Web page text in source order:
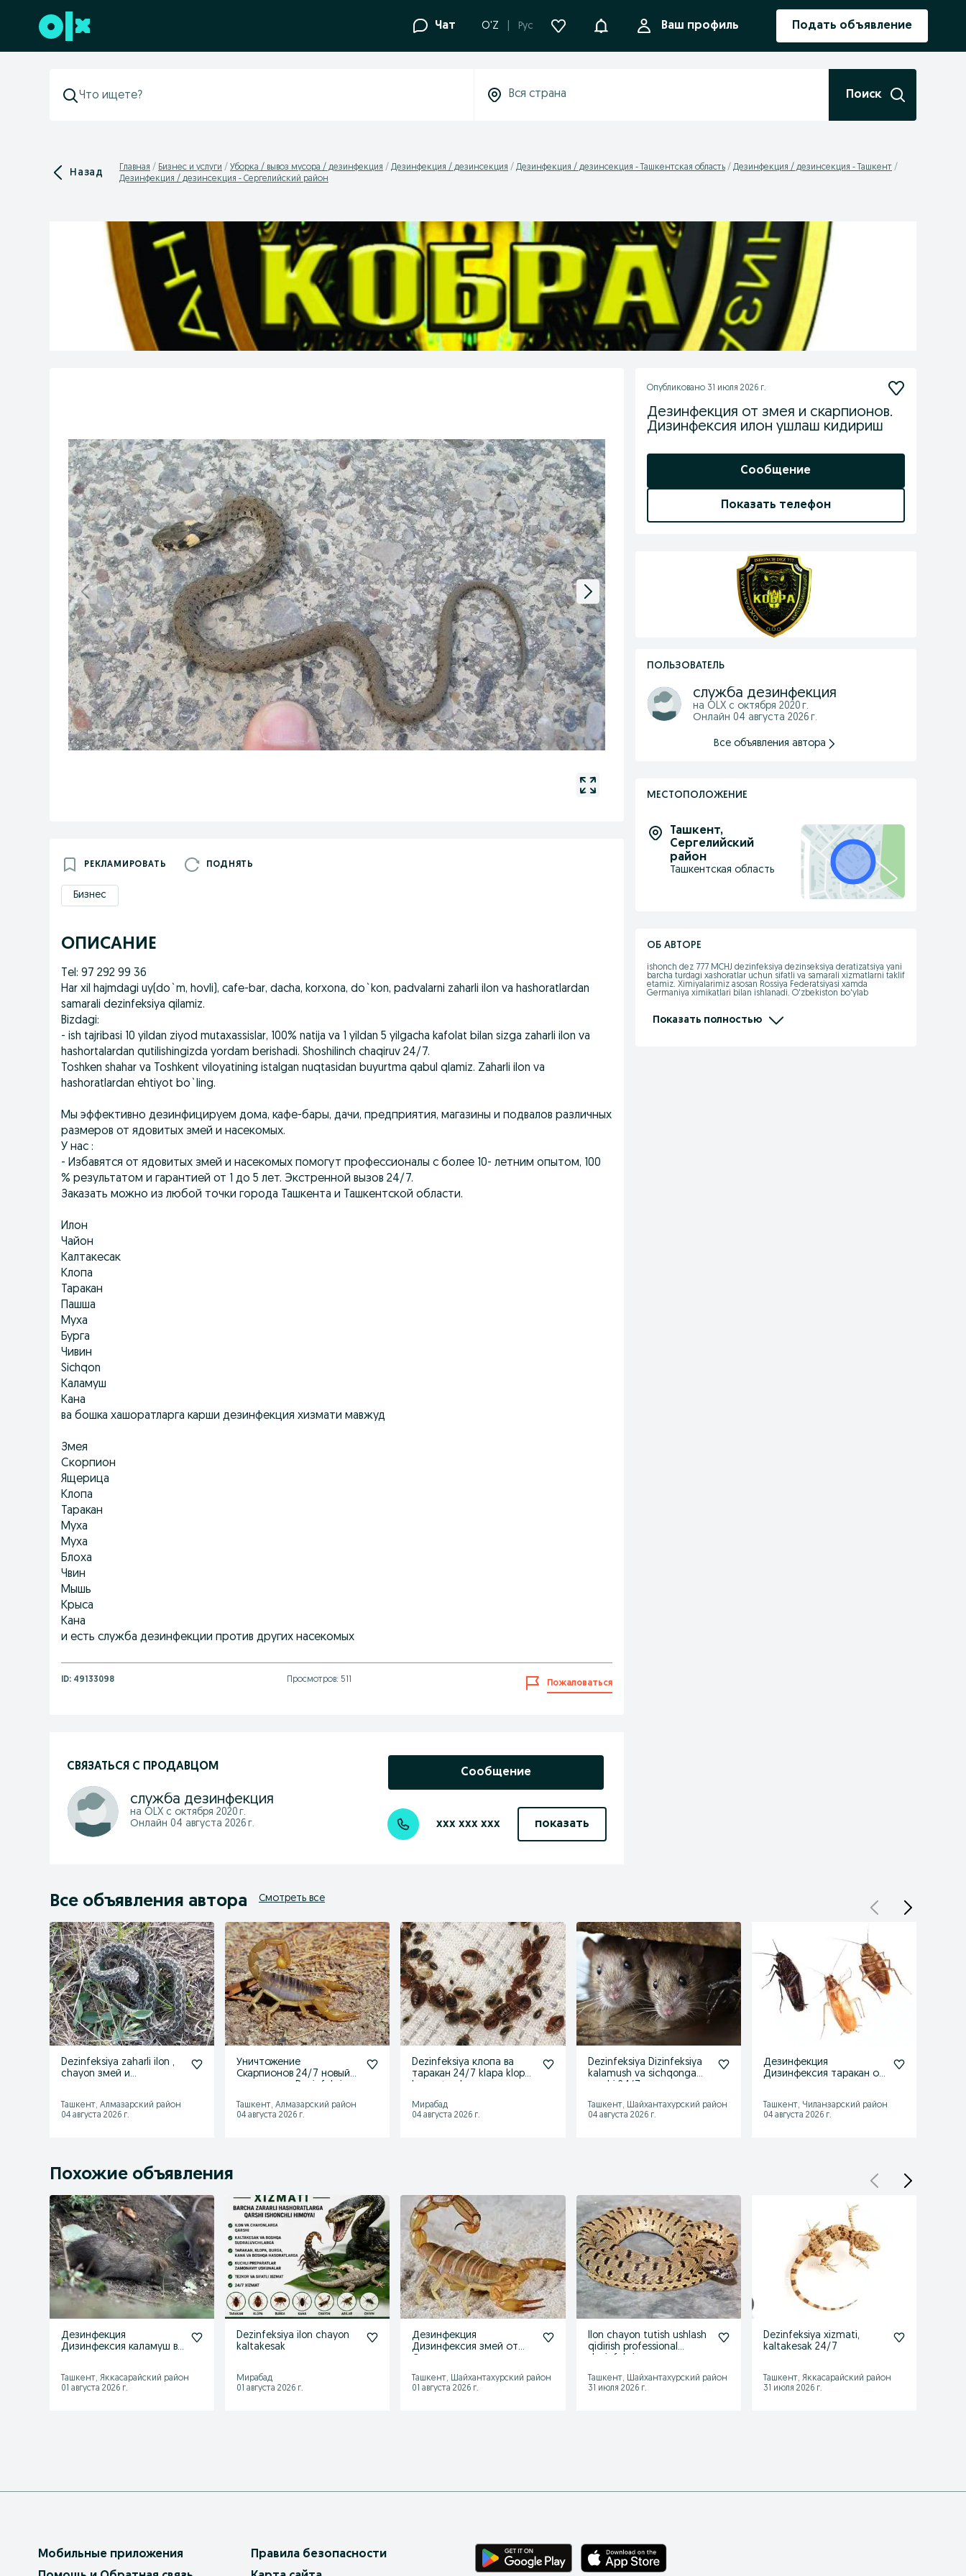
Перейти к нижнему колонтитулу Чат O'Z Рус УведомленияВаш профиль Подать объявление
Поиск
Назад Главная Бизнес и услуги Уборка / вывоз мусора / дезинфекция Дезинфекция / дезинсекция Дезинфекция / дезинсекция - Ташкентская область
Дезинфекция / дезинсекция - Ташкент
Дезинфекция / дезинсекция - Сергелийский район
РЕКЛАМИРОВАТЬ ПОДНЯТЬ
Бизнес
ОПИСАНИЕ
Tel: 97 292 99 36
Har xil hajmdagi uy(do`m, hovli), cafe-bar, dacha, korxona, do`kon, padvalarni zaharli ilon va hashoratlardan
samarali dezinfeksiya qilamiz.
Bizdagi:
- ish tajribasi 10 yildan ziyod mutaxassislar, 100% natija va 1 yildan 5 yilgacha kafolat bilan sizga zaharli ilon va
hashortalardan qutilishingizda yordam berishadi. Shoshilinch chaqiruv 24/7.
Toshken shahar va Toshkent viloyatining istalgan nuqtasidan buyurtma qabul qlamiz. Zaharli ilon va
hashoratlardan ehtiyot bo`ling.
Мы эффективно дезинфицируем дома, кафе-бары, дачи, предприятия, магазины и подвалов различных
размеров от ядовитых змей и насекомых.
У нас :
- Избавятся от ядовитых змей и насекомых помогут профессионалы с более 10- летним опытом, 100
% результатом и гарантией от 1 до 5 лет. Экстренной вызов 24/7.
Заказать можно из любой точки города Ташкента и Ташкентской области.
Илон
Чайон
Калтакесак
Клопа
Таракан
Пашша
Муха
Бурга
Чивин
Sichqon
Каламуш
Кана
ва бошка хашоратларга карши дезинфекция хизмати мавжуд
Змея
Скорпион
Ящерица
Клопа
Таракан
Муха
Муха
Блоха
Чвин
Мышь
Крыса
Кана
и есть служба дезинфекции против других насекомых
ID: 49133098 Просмотров: 511 Пожаловаться
СВЯЗАТЬСЯ С ПРОДАВЦОМ
служба дезинфекция
на OLX с октября 2020 г.
Онлайн 04 августа 2026 г.
Сообщение
xxx xxx xxx показать
Опубликовано 31 июля 2026 г.
Дезинфекция от змея и скарпионов.
Дизинфексия илон ушлаш кидириш
Сообщение
Показать телефон
ПОЛЬЗОВАТЕЛЬ
служба дезинфекция
на OLX с октября 2020 г.
Онлайн 04 августа 2026 г.
Все объявления автора
МЕСТОПОЛОЖЕНИЕ
Ташкент,
Сергелийский
район
Ташкентская область
ОБ АВТОРЕ
ishonch dez 777 MCHJ dezinfeksiya dezinseksiya deratizatsiya yani
barcha turdagi xashoratlar uchun sifatli va samarali xizmatlarni taklif
etamiz. Ximiyalarimiz asosan Rossiya Federatsiyasi xamda
Germaniya ximikatlari bilan ishlanadi. O'zbekiston bo'ylab
xizmatlarimiz litsenziya va sertifikatga ega+
Показать полностью
Все объявления автора Смотреть все
Dezinfeksiya zaharli ilon ,
chayon змей и
Ташкент, Алмазарский район
04 августа 2026 г.
Уничтожение
Скарпионов 24/7 новый
Ташкент, Алмазарский район
04 августа 2026 г.
Dezinfeksiya клопа ва
таракан 24/7 klapa klopa
Мирабад
04 августа 2026 г.
Dezinfeksiya Dizinfeksiya
kalamush va sichqonga
Ташкент, Шайхантахурский район
04 августа 2026 г.
Дезинфекция
Дизинфексия таракан от
Ташкент, Чиланзарский район
04 августа 2026 г.
Похожие объявления
Дезинфекция
Дизинфексия каламуш ва
Ташкент, Яккасарайский район
01 августа 2026 г.
Dezinfeksiya ilon chayon
kaltakesak
Мирабад
01 августа 2026 г.
Дезинфекция
Дизинфексия змей от
Ташкент, Шайхантахурский район
01 августа 2026 г.
Ilon chayon tutish ushlash
qidirish professional
Ташкент, Шайхантахурский район
31 июля 2026 г.
Dezinfeksiya xizmati,
kaltakesak 24/7
Ташкент, Яккасарайский район
31 июля 2026 г.
Мобильные приложения
Правила безопасности